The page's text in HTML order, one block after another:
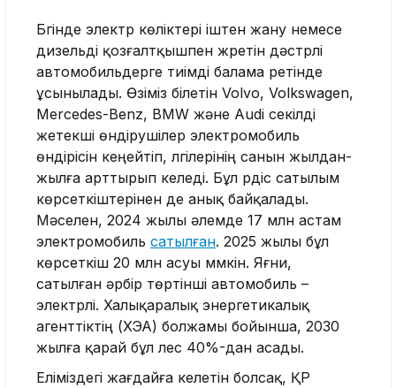
Бүгінде электр көліктері іштен жану немесе
дизельді қозғалтқышпен жүретін дәстүрлі
автомобильдерге тиімді балама ретінде
ұсынылады. Өзіміз білетін Volvo, Volkswagen,
Mercedes-Benz, BMW және Audi секілді
жетекші өндірушілер электромобиль
өндірісін кеңейтіп, үлгілерінің санын жылдан-
жылға арттырып келеді. Бұл үрдіс сатылым
көрсеткіштерінен де анық байқалады.
Мәселен, 2024 жылы әлемде 17 млн астам
электромобиль сатылған. 2025 жылы бұл
көрсеткіш 20 млн асуы мүмкін. Яғни,
сатылған әрбір төртінші автомобиль –
электрлі. Халықаралық энергетикалық
агенттіктің (ХЭА) болжамы бойынша, 2030
жылға қарай бұл үлес 40%-дан асады.
Еліміздегі жағдайға келетін болсақ, ҚР